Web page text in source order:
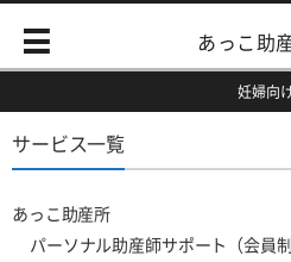
あっこ助
妊婦向
サービス一覧
あっこ助産所
パーソナル助産師サポート（会員